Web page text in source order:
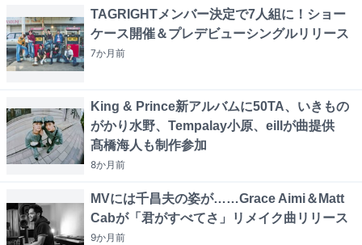
TAGRIGHTメンバー決定で7人組に！ショー
ケース開催＆プレデビューシングルリリース
7か月前
King & Prince新アルバムに50TA、いきもの
がかり水野、Tempalay小原、eillが曲提供
髙橋海人も制作参加
8か月前
MVには千昌夫の姿が……Grace Aimi＆Matt
Cabが「君がすべてさ」リメイク曲リリース
9か月前